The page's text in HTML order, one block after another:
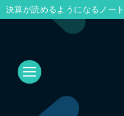
決算が読めるようになるノート